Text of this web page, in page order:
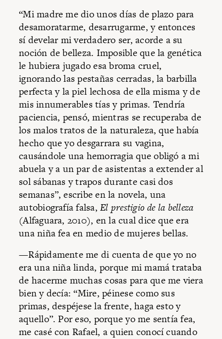
“Mi madre me dio unos días de plazo para
desamoratarme, desarrugarme, y entonces
sí develar mi verdadero ser, acorde a su
noción de belleza. Imposible que la genética
le hubiera jugado esa broma cruel,
ignorando las pestañas cerradas, la barbilla
perfecta y la piel lechosa de ella misma y de
mis innumerables tías y primas. Tendría
paciencia, pensó, mientras se recuperaba de
los malos tratos de la naturaleza, que había
hecho que yo desgarrara su vagina,
causándole una hemorragia que obligó a mi
abuela y a un par de asistentas a extender al
sol sábanas y trapos durante casi dos
semanas”, escribe en la novela, una
autobiografía falsa,El prestigio de la belleza
(Alfaguara, 2010), en la cual dice que era
una niña fea en medio de mujeres bellas.
—Rápidamente me di cuenta de que yo no
era una niña linda, porque mi mamá trataba
de hacerme muchas cosas para que me viera
bien y decía: “Mire, péinese como sus
primas, despéjese la frente, haga esto y
aquello”. Por eso, porque yo me sentía fea,
me casé con Rafael, a quien conocí cuando